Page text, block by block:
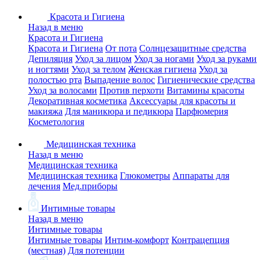
Красота и Гигиена
Назад в меню
Красота и Гигиена
Красота и Гигиена От пота Солнцезащитные средства
Депиляция Уход за лицом Уход за ногами Уход за руками
и ногтями Уход за телом Женская гигиена Уход за
полостью рта Выпадение волос Гигиенические средства
Уход за волосами Против перхоти Витамины красоты
Декоративная косметика Аксессуары для красоты и
макияжа Для маникюра и педикюра Парфюмерия
Косметология
Медицинская техника
Назад в меню
Медицинская техника
Медицинская техника Глюкометры Аппараты для
лечения Мед.приборы
Интимные товары
Назад в меню
Интимные товары
Интимные товары Интим-комфорт Контрацепция
(местная) Для потенции